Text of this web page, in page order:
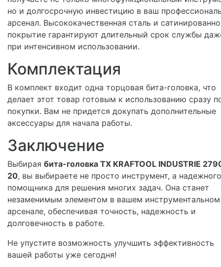
но и долгосрочную инвестицию в ваш
арсенал. Высококачественная сталь и
покрытие гарантируют длительный срок службы
при интенсивном использовании.
Комплектация
В комплект входит одна торцовая бита-головка, что
делает этот товар готовым к использованию сразу
покупки. Вам не придется докупать дополнительные
аксессуары для начала работы.
Заключение
Выбирая бита-головка TX KRAFTOOL INDUSTRIE
20, вы выбираете не просто инструмент, а надежного
помощника для решения многих задач. Она станет
незаменимым элементом в вашем инструментальном
арсенале, обеспечивая точность, надежность и
долговечность в работе.
Не упустите возможность улучшить эффективность
вашей работы уже сегодня!